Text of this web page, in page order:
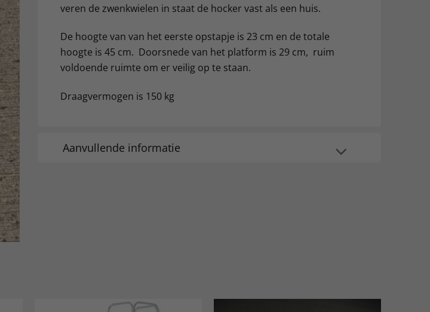
veren de zwenkwielen in staat de hocker vast als een huis.
De hoogte van van het eerste opstapje is 23 cm en de totale
hoogte is 45 cm. Doorsnede van het platform is 29 cm, ruim
voldoende ruimte om er veilig op te staan.
Draagvermogen is 150 kg
Aanvullende informatie